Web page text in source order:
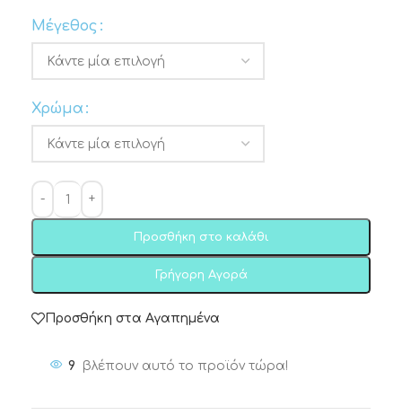
Μέγεθος
Χρώμα
Προσθήκη στο καλάθι
Γρήγορη Αγορά
Προσθήκη στα Αγαπημένα
9 βλέπουν αυτό το προϊόν τώρα!